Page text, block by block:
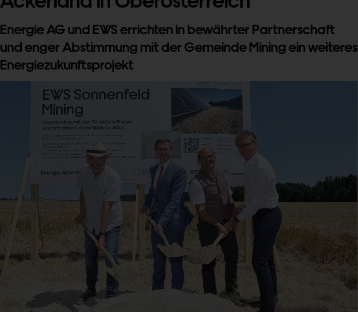
Energie AG und EWS errichten in bewährter Partnerschaft
und enger Abstimmung mit der Gemeinde Mining ein weiteres
Energiezukunftsprojekt